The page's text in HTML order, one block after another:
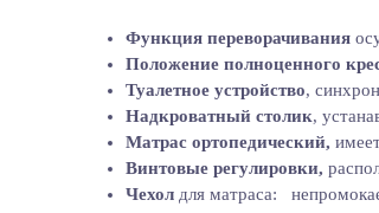
Функция переворачивания
Положение полноценного
Туалетное устройство,
Надкроватный столик,
Матрас ортопедический,
Винтовые регулировки,
Чехол для матраса: